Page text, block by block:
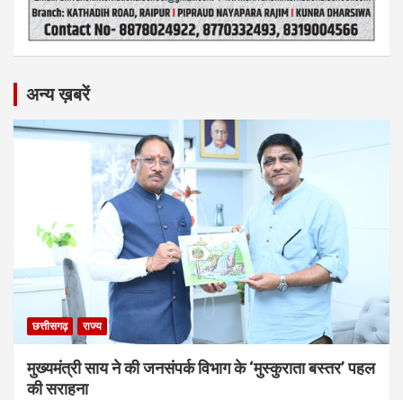
अन्य ख़बरें
छत्तीसगढ़ राज्य
मुख्यमंत्री साय ने की जनसंपर्क विभाग के ‘मुस्कुराता बस्तर’ पहल
की सराहना